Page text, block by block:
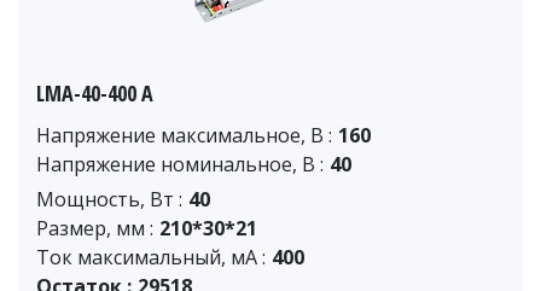
LMA-40-400 A
Напряжение максимальное, В : 160
Напряжение номинальное, В : 40
Мощность, Вт : 40
Размер, мм : 210*30*21
Ток максимальный, мА : 400